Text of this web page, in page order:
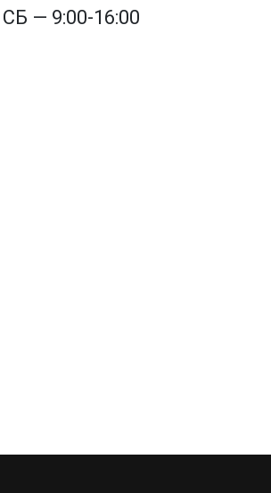
СБ — 9:00-16:00